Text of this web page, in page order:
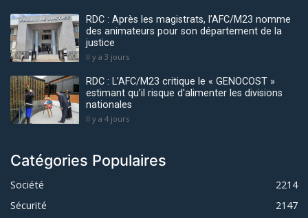
RDC : Après les magistrats, l’AFC/M23 nomme
des animateurs pour son département de la
justice
Il y a 3 jours
RDC : L’AFC/M23 critique le « GENOCOST »
estimant qu’il risque d'alimenter les divisions
nationales
Il y a 4 jours
Catégories Populaires
Société
2214
Sécurité
2147